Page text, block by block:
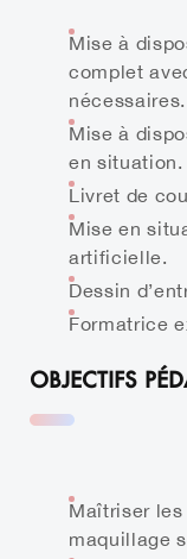
Mise à
complet
nécessaires.
Mise à
en situation.
Livret de
Mise en
artificielle.
Dessin
Formatrice
OBJECTIFS
Maîtriser
maquillage